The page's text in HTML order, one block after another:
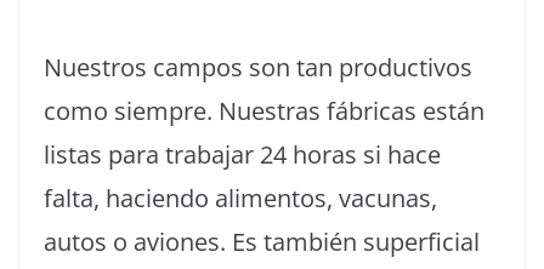
Nuestros campos son tan productivos
como siempre. Nuestras fábricas están
listas para trabajar 24 horas si hace
falta, haciendo alimentos, vacunas,
autos o aviones. Es también superficial